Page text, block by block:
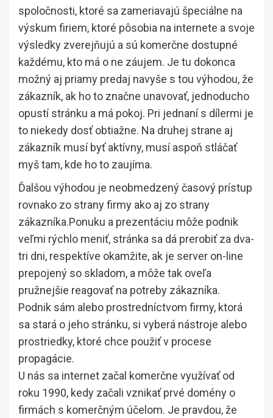
spoločnosti, ktoré sa zameriavajú špeciálne na
výskum firiem, ktoré pôsobia na internete a svoje
výsledky zverejňujú a sú komerčne dostupné
každému, kto má o ne záujem. Je tu dokonca
možný aj priamy predaj navyše s tou výhodou, že
zákazník, ak ho to značne unavovať, jednoducho
opustí stránku a má pokoj. Pri jednaní s dílermi je
to niekedy dosť obtiažne. Na druhej strane aj
zákazník musí byť aktívny, musí aspoň stláčať
myš tam, kde ho to zaujíma.
Ďalšou výhodou je neobmedzený časový prístup
rovnako zo strany firmy ako aj zo strany
zákazníka.Ponuku a prezentáciu môže podnik
veľmi rýchlo meniť, stránka sa dá prerobiť za dva-
tri dni, respektíve okamžite, ak je server on-line
prepojený so skladom, a môže tak oveľa
pružnejšie reagovať na potreby zákazníka.
Podnik sám alebo prostredníctvom firmy, ktorá
sa stará o jeho stránku, si vyberá nástroje alebo
prostriedky, ktoré chce použiť v procese
propagácie.
U nás sa internet začal komerčne využívať od
roku 1990, kedy začali vznikať prvé domény o
firmách s komerčným účelom. Je pravdou, že